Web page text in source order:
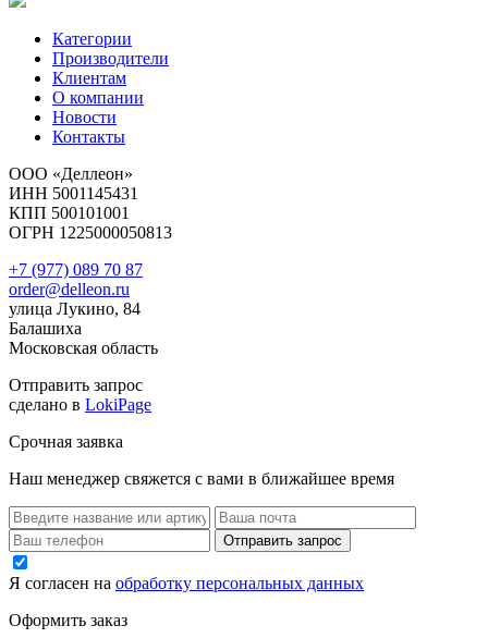
Категории
Производители
Клиентам
О компании
Новости
Контакты
ООО «Деллеон»
ИНН 5001145431
КПП 500101001
ОГРН 1225000050813
+7 (977) 089 70 87
order@delleon.ru
улица Лукино, 84
Балашиха
Московская область
Отправить запрос
сделано в LokiPage
Срочная заявка
Наш менеджер свяжется с вами в ближайшее время
Я согласен на обработку персональных данных
Оформить заказ